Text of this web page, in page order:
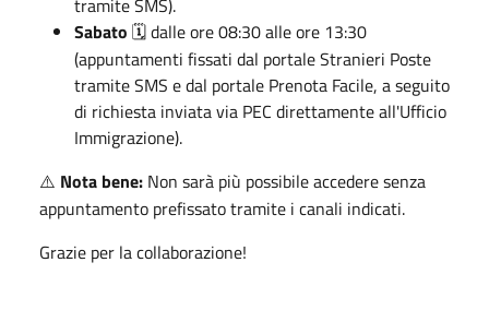
Sabato 🗓️ dalle ore 08:30 alle ore 13:30
(appuntamenti fissati dal portale Stranieri Poste
tramite SMS e dal portale Prenota Facile, a seguito
di richiesta inviata via PEC direttamente all'Ufficio
Immigrazione).
⚠️ Nota bene: Non sarà più possibile accedere senza
appuntamento prefissato tramite i canali indicati.
Grazie per la collaborazione!